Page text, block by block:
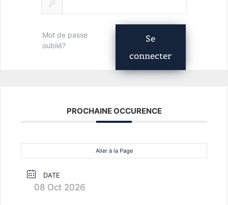
Mot de passe
oublié?
Se
connecter
PROCHAINE OCCURENCE
Aller à la Page
DATE
08 Oct 2026